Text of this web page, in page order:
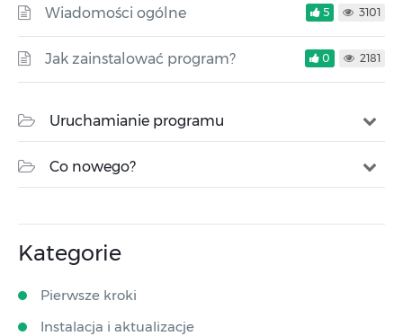
Wiadomości ogólne 5 3101
Jak zainstalować program? 0 2181
Uruchamianie programu
Co nowego?
Kategorie
Pierwsze kroki
Instalacja i aktualizacje